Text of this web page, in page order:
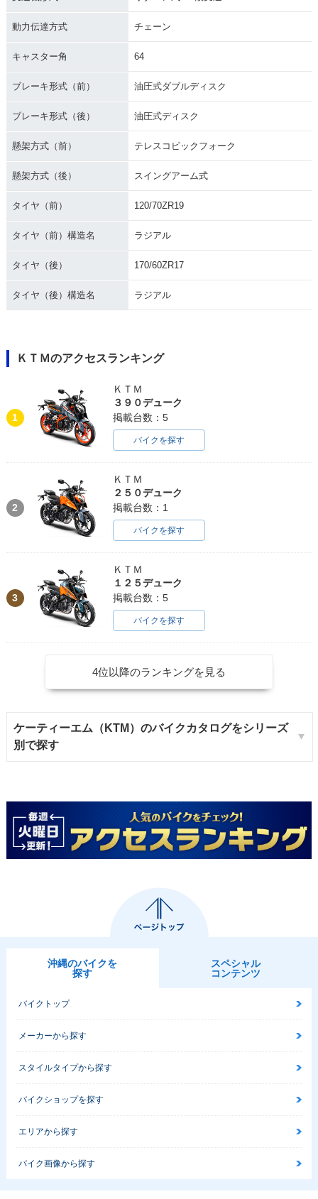
動力伝達方式 チェーン
キャスター角 64
ブレーキ形式（前） 油圧式ダブルディスク
ブレーキ形式（後） 油圧式ディスク
懸架方式（前） テレスコピックフォーク
懸架方式（後） スイングアーム式
タイヤ（前） 120/70ZR19
タイヤ（前）構造名 ラジアル
タイヤ（後） 170/60ZR17
タイヤ（後）構造名 ラジアル
ＫＴＭのアクセスランキング
1
ＫＴＭ
３９０デューク
掲載台数：5
バイクを探す
2
ＫＴＭ
２５０デューク
掲載台数：1
バイクを探す
3
ＫＴＭ
１２５デューク
掲載台数：5
バイクを探す
4位以降のランキングを見る
ケーティーエム（KTM）のバイクカタログをシリーズ
別で探す
沖縄のバイクを
探す
スペシャル
コンテンツ
バイクトップ
メーカーから探す
スタイルタイプから探す
バイクショップを探す
エリアから探す
バイク画像から探す